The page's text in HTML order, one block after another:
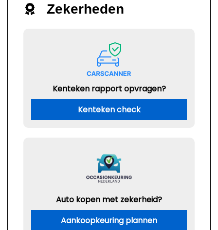
Zekerheden
Kenteken rapport opvragen?
Kenteken check
Auto kopen met zekerheid?
Aankoopkeuring plannen